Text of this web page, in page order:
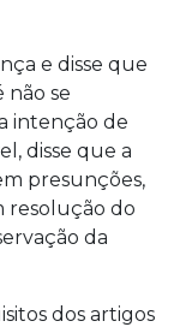
e disse que
não se
intenção de
disse que a
presunções,
resolução do
da
dos artigos